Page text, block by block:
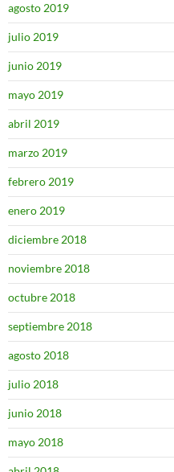
agosto 2019
julio 2019
junio 2019
mayo 2019
abril 2019
marzo 2019
febrero 2019
enero 2019
diciembre 2018
noviembre 2018
octubre 2018
septiembre 2018
agosto 2018
julio 2018
junio 2018
mayo 2018